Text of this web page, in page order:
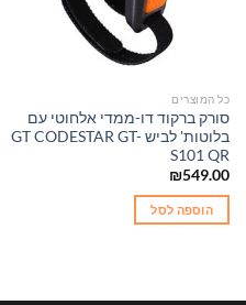
כל המוצרים
סורק ברקוד דו-ממדי אלחוטי עם
בלוטות' לביש GT CODESTAR GT-
S101 QR
₪549.00
הוספה לסל